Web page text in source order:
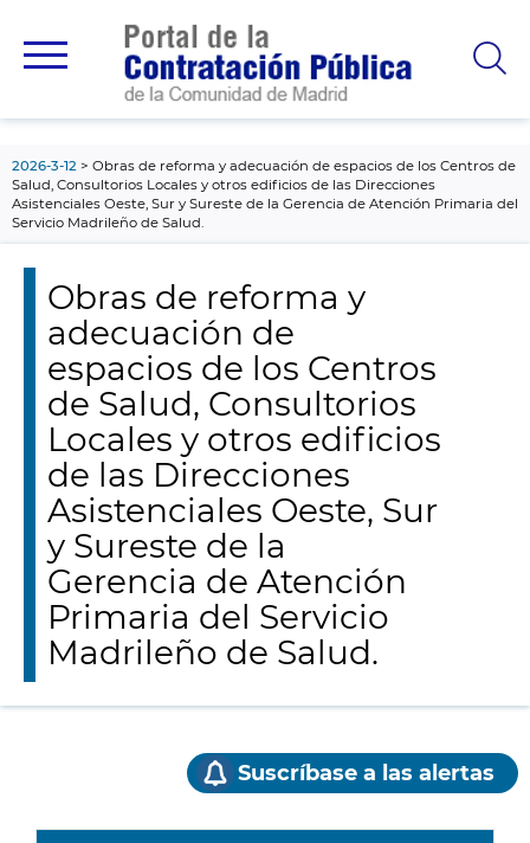
principal
2026-3-12
Obras de reforma y adecuación de espacios de los Centros de
Salud, Consultorios Locales y otros edificios de las Direcciones
Asistenciales Oeste, Sur y Sureste de la Gerencia de Atención Primaria del
Servicio Madrileño de Salud.
Obras de reforma y
adecuación de
espacios de los Centros
de Salud, Consultorios
Locales y otros edificios
de las Direcciones
Asistenciales Oeste, Sur
y Sureste de la
Gerencia de Atención
Primaria del Servicio
Madrileño de Salud.
Suscríbase a las alertas